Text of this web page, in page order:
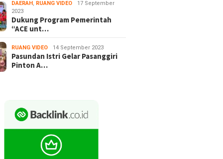
DAERAH , RUANG VIDEO
17 September
2023
Dukung Program Pemerintah
“ACE unt…
RUANG VIDEO 14 September 2023
Pasundan Istri Gelar Pasanggiri
Pinton A…